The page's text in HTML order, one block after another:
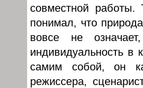
совместной работы.
понимал, что
вовсе не
индивидуальность в
самим собой, он
режиссера,